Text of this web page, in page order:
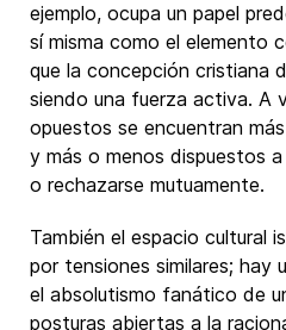
ejemplo, ocupa un papel
sí misma como el elemento
que la concepción cristiana
siendo una fuerza activa. A
opuestos se encuentran
y más o menos dispuestos
o rechazarse mutuamente.
También el espacio cultural
por tensiones similares; hay
el absolutismo fanático de
posturas abiertas a la